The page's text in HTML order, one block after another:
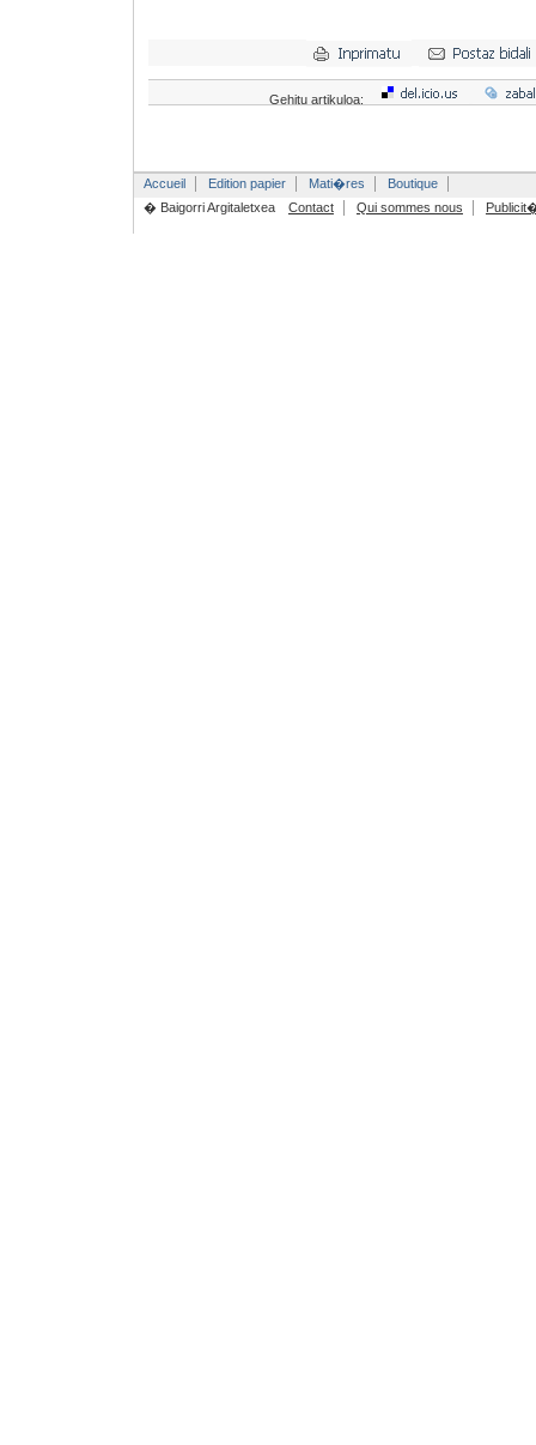
Gehitu artikuloa:
Accueil Edition papier Mati�res
Boutique
� Baigorri Argitaletxea
Contact Qui sommes nous